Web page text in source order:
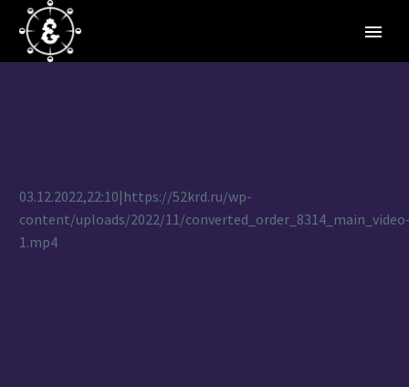
03.12.2022,22:10|https://52krd.ru/wp-
content/uploads/2022/11/
1.mp4